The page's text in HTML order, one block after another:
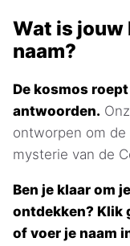
Wat is jouw
naam?
De kosmos
antwoorden.
ontworpen om
mysterie van de
Ben je klaar om
ontdekken? Klik
of voer je naam